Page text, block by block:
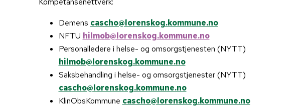
Demens cascho@lorenskog.kommune.no
NFTU hilmob@lorenskog.kommune.no
Personalledere i helse- og omsorgstjenesten (NYTT)
hilmob@lorenskog.kommune.no
Saksbehandling i helse- og omsorgstjenester (NYTT)
cascho@lorenskog.kommune.no
KlinObsKommune cascho@lorenskog.kommune.no